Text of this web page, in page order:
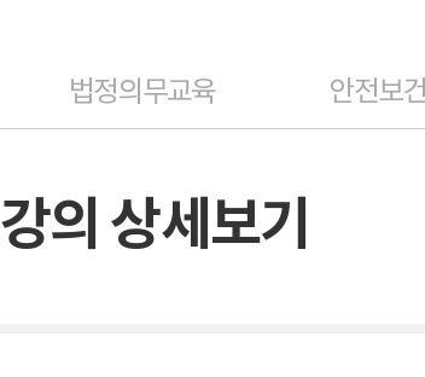
법정의무교육 안전보
강의 상세보기